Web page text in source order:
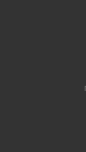
- Превосходно
автомобилей
-
-
нагара на